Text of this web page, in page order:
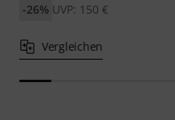
UVP: 150 €
-26%
Vergleichen